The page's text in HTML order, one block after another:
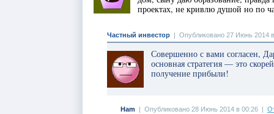
проектах, не кривлю душой но по
Частный инвестор Опубликовано 27 Июнь 2014
Совершенно с вами согласен,
основная стратегия — это
получение прибыли!
Ham Опубликовано 28 Июнь 2014 в 00:26